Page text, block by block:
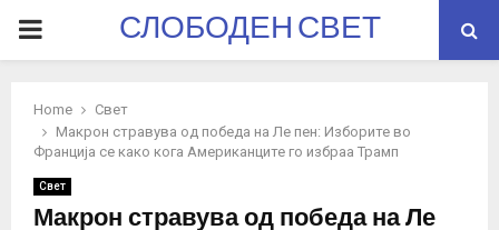
PRIMARYСЛОБОДЕН СВЕТ
Home
Свет
Макрон стравува од победа на Ле пен: Изборите во
Франција се како кога Американците го избраа Трамп
Свет
Макрон стравува од победа на Ле